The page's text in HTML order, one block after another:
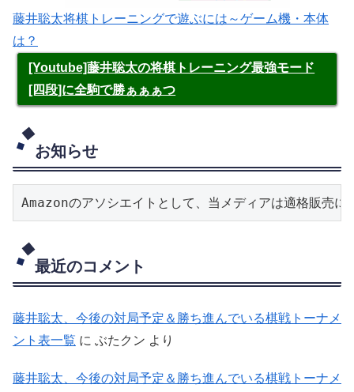
藤井聡太将棋トレーニングで遊ぶには～ゲーム機・本体
は？
[Youtube]藤井聡太の将棋トレーニング最強モード
[四段]に全駒で勝ぁぁぁつ
お知らせ
Amazonのアソシエイトとして、当メディアは適格販売に
最近のコメント
藤井聡太、今後の対局予定＆勝ち進んでいる棋戦トーナメ
ント表一覧 に ぶたクン より
藤井聡太、今後の対局予定＆勝ち進んでいる棋戦トーナメ